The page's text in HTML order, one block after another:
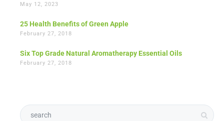
May 12, 2023
25 Health Benefits of Green Apple
February 27, 2018
Six Top Grade Natural Aromatherapy Essential Oils
February 27, 2018